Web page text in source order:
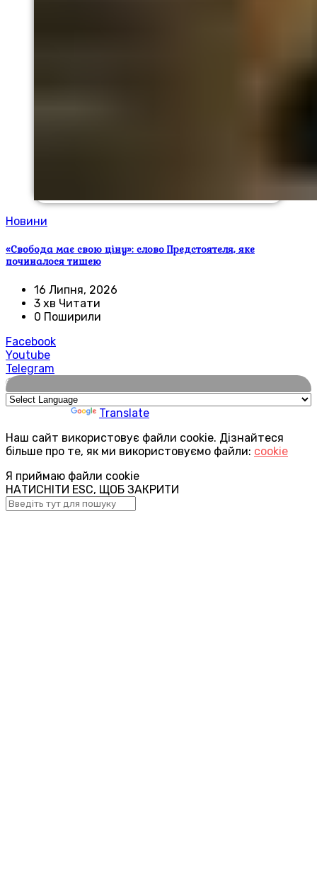
Новини
«Свобода має свою ціну»: слово Предстоятеля, яке
починалося тишею
16 Липня, 2026
3 хв Читати
0 Поширили
Facebook
Youtube
Telegram
🌍
Translate
Наш сайт використовує файли cookie. Дізнайтеся
більше про те, як ми використовуємо файли: cookie
Я приймаю файли cookie
НАТИСНІТИ ESC, ЩОБ ЗАКРИТИ